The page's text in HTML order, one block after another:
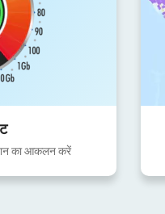
का आकलन करें